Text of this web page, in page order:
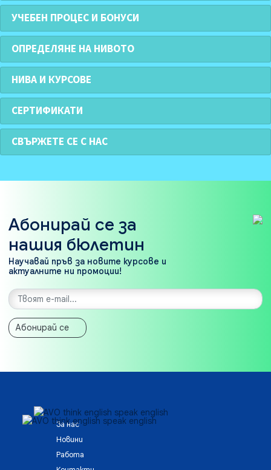
УЧЕБЕН ПРОЦЕС И БОНУСИ
ОПРЕДЕЛЯНЕ НА НИВОТО
НИВА И КУРСОВЕ
СЕРТИФИКАТИ
СВЪРЖЕТЕ СЕ С НАС
Абонирай се за
нашия бюлетин
Научавай пръв за новите курсове и
актуалните ни промоции!
Абонирай се
За нас
Новини
Работа